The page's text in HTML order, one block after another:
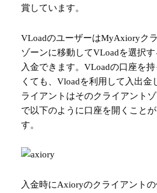
賞しています。
VLoadのユーザーはMyAxioryク
ゾーンに移動してVLoadを選択
入金できます。VLoadの口座を
くても、Vloadを利用して入出金
ライアントはそのクライアント
で以下のように口座を開くことが
す。
入金時にAxioryのクライアント